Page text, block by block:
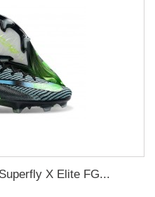
X Elite FG...